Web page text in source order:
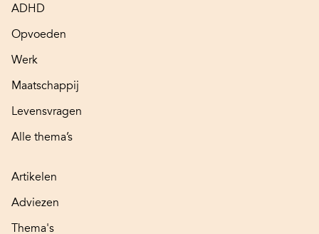
ADHD
Opvoeden
Werk
Maatschappij
Levensvragen
Alle thema’s
Artikelen
Adviezen
Thema's